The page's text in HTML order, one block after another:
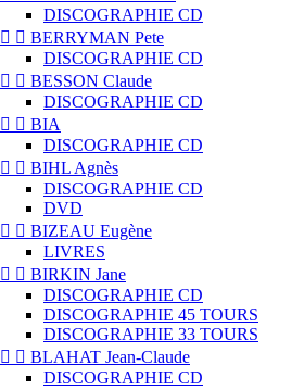
DISCOGRAPHIE CD
  BERRYMAN Pete
DISCOGRAPHIE CD
  BESSON Claude
DISCOGRAPHIE CD
  BIA
DISCOGRAPHIE CD
  BIHL Agnès
DISCOGRAPHIE CD
DVD
  BIZEAU Eugène
LIVRES
  BIRKIN Jane
DISCOGRAPHIE CD
DISCOGRAPHIE 45 TOURS
DISCOGRAPHIE 33 TOURS
  BLAHAT Jean-Claude
DISCOGRAPHIE CD